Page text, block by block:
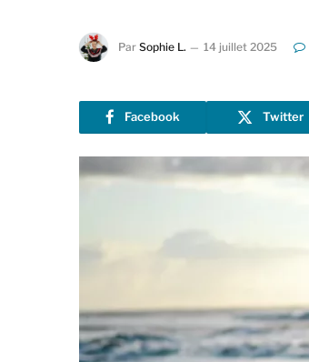
Par Sophie L. 14 juillet 2025
Facebook Twitter